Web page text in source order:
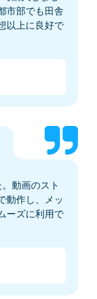
市部でも田舎
以上に良好で
動画のスト
動作し、メッ
ーズに利用で